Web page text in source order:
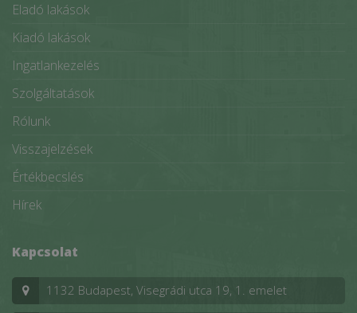
Eladó lakások
Kiadó lakások
Ingatlankezelés
Szolgáltatások
Rólunk
Visszajelzések
Értékbecslés
Hírek
Kapcsolat
1132 Budapest, Visegrádi utca 19, 1. emelet